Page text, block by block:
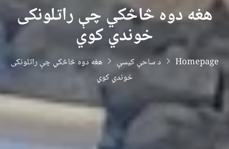
هغه دوه څاڅکي چې راتلونکی
خوندي کوي
Homepage د ساحې کیسې
هغه دوه څاڅکي چې راتلونکی
خوندي کوي